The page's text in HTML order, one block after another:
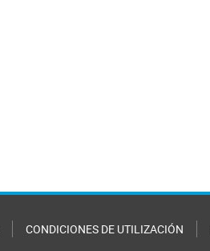
CONDICIONES DE UTILIZACIÓN